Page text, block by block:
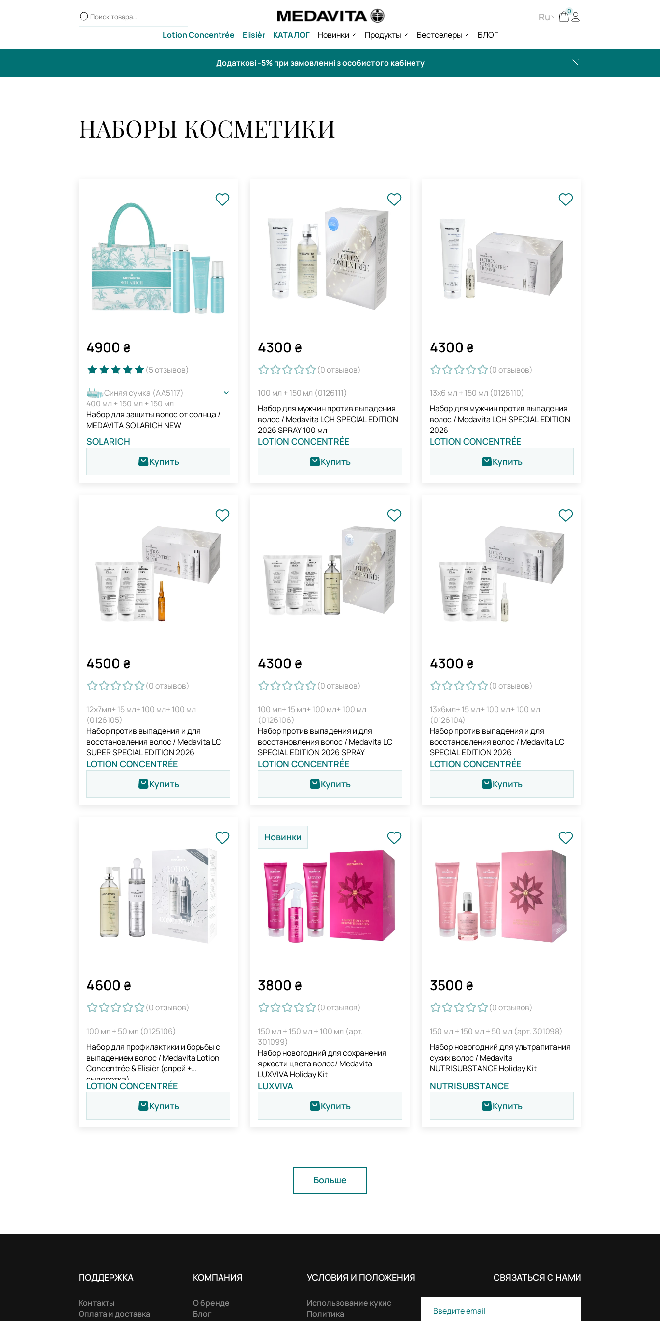
Ru 0
Lotion Concentrée Elisièr КАТАЛОГ Новинки Продукты Бестселеры БЛОГ
Додаткові -5% при замовленні з особистого кабінету
НАБОРЫ КОСМЕТИКИ
4900 ₴
(5отзывов)
Синяя сумка (AA5117)
400 мл + 150 мл + 150 мл
Набор для защиты волос от солнца /
MEDAVITA SOLARICH NEW
SOLARICH
Купить
4300₴
(0отзывов)
100 мл + 150 мл (0126111)
Набор для мужчин против выпадения
волос / Medavita LCH SPECIAL EDITION
2026 SPRAY 100 мл
LOTION CONCENTRÉE
Купить
4300 ₴
(0отзывов)
13х6 мл + 150 мл (0126110)
Набор для мужчин против выпадения
волос / Medavita LCH SPECIAL EDITION
2026
LOTION CONCENTRÉE
Купить
4500 ₴
(0отзывов)
12х7мл+ 15 мл+ 100 мл+ 100 мл
(0126105)
Набор против выпадения и для
восстановления волос / Medavita LC
SUPER SPECIAL EDITION 2026
LOTION CONCENTRÉE
Купить
4300₴
(0отзывов)
100 мл+ 15 мл+ 100 мл+ 100 мл
(0126106)
Набор против выпадения и для
восстановления волос / Medavita LC
SPECIAL EDITION 2026 SPRAY
LOTION CONCENTRÉE
Купить
4300 ₴
(0отзывов)
13х6мл+ 15 мл+ 100 мл+ 100 мл
(0126104)
Набор против выпадения и для
восстановления волос / Medavita LC
SPECIAL EDITION 2026
LOTION CONCENTRÉE
Купить
4600 ₴
(0отзывов)
100 мл + 50 мл (0125106)
Набор для профилактики и борьбы с
выпадением волос / Medavita Lotion
Concentrée & Elisièr (спрей +
сыворотка)
LOTION CONCENTRÉE
Купить
Новинки
3800₴
(0отзывов)
150 мл + 150 мл + 100 мл (арт.
301099)
Набор новогодний для сохранения
яркости цвета волос/ Medavita
LUXVIVA Holiday Kit
LUXVIVA
Купить
3500 ₴
(0отзывов)
150 мл + 150 мл + 50 мл (арт. 301098)
Набор новогодний для ультрапитания
сухих волос / Medavita
NUTRISUBSTANCE Holiday Kit
NUTRISUBSTANCE
Купить
Больше
ПОДДЕРЖКА
Контакты
Оплата и доставка
КОМПАНИЯ
О бренде
Блог
УСЛОВИЯ И ПОЛОЖЕНИЯ
Использование кукис
Политика
СВЯЗАТЬСЯ С НАМИ